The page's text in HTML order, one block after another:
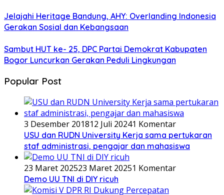
Jelajahi Heritage Bandung, AHY: Overlanding Indonesia
Gerakan Sosial dan Kebangsaan
Sambut HUT ke- 25, DPC Partai Demokrat Kabupaten
Bogor Luncurkan Gerakan Peduli Lingkungan
Popular Post
3 Desember 201812 Juli 20241 Komentar
USU dan RUDN University Kerja sama pertukaran
staf administrasi, pengajar dan mahasiswa
23 Maret 202523 Maret 20251 Komentar
Demo UU TNI di DIY ricuh